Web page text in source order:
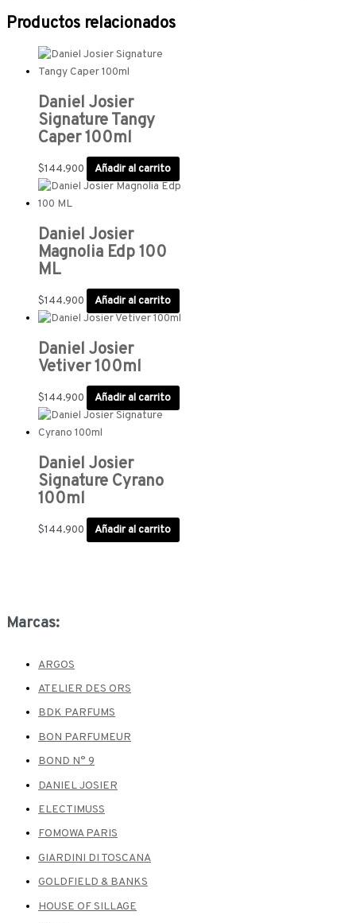
Marcas:
ARGOS
ATELIER DES ORS
BDK PARFUMS
BON PARFUMEUR
BOND N° 9
DANIEL JOSIER
ELECTIMUSS
FOMOWA PARIS
GIARDINI DI TOSCANA
GOLDFIELD & BANKS
HOUSE OF SILLAGE
Productos relacionados
Daniel Josier
Signature Tangy
Caper 100ml
$144.900 Añadir al carrito
Daniel Josier
Magnolia Edp 100
ML
$144.900 Añadir al carrito
Daniel Josier
Vetiver 100ml
$144.900 Añadir al carrito
Daniel Josier
Signature Cyrano
100ml
$144.900 Añadir al carrito